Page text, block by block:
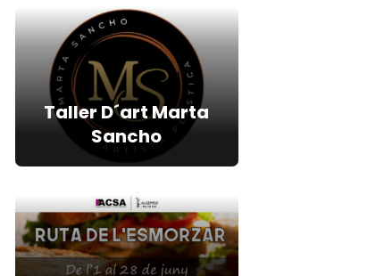
Taller D´art Marta
Sancho